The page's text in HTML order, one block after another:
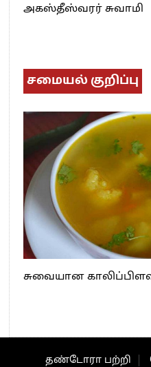
அகஸ்தீஸ்வரர் சுவாமி
சமையல் குறிப்பு
சுவையான
தண்டோரா பற்றி